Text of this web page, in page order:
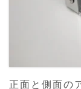
正面と側面の